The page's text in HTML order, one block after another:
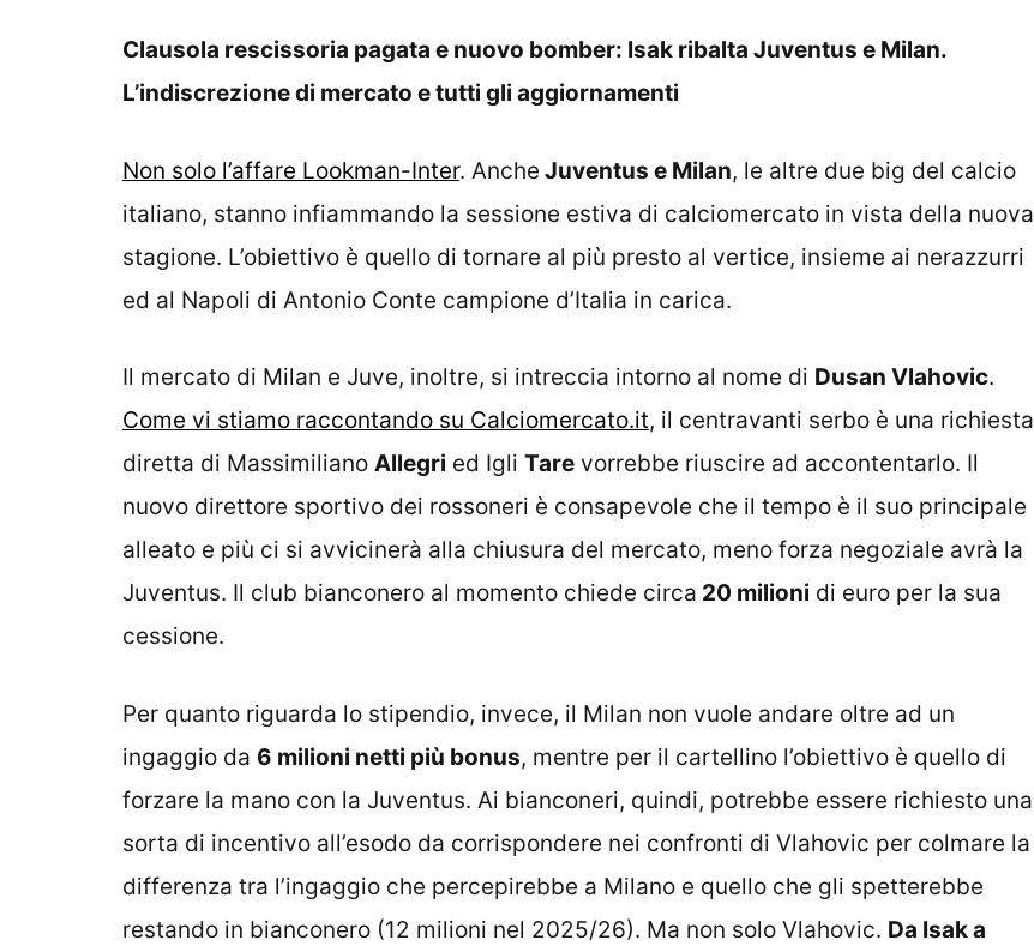
Clausola rescissoria pagata e nuovo bomber: Isak ribalta Juventus e Milan.
L’indiscrezione di mercato e tutti gli aggiornamenti
Non solo l’affare Lookman-Inter. Anche Juventus e Milan, le altre due big del calcio
italiano, stanno infiammando la sessione estiva di calciomercato in vista della nuova
stagione. L’obiettivo è quello di tornare al più presto al vertice, insieme ai nerazzurri
ed al Napoli di Antonio Conte campione d’Italia in carica.
Il mercato di Milan e Juve, inoltre, si intreccia intorno al nome di Dusan Vlahovic.
Come vi stiamo raccontando su Calciomercato.it, il centravanti serbo è una richiesta
diretta di Massimiliano Allegri ed Igli Tare vorrebbe riuscire ad accontentarlo. Il
nuovo direttore sportivo dei rossoneri è consapevole che il tempo è il suo principale
alleato e più ci si avvicinerà alla chiusura del mercato, meno forza negoziale avrà la
Juventus. Il club bianconero al momento chiede circa 20 milioni di euro per la sua
cessione.
Per quanto riguarda lo stipendio, invece, il Milan non vuole andare oltre ad un
ingaggio da 6 milioni netti più bonus, mentre per il cartellino l’obiettivo è quello di
forzare la mano con la Juventus. Ai bianconeri, quindi, potrebbe essere richiesto una
sorta di incentivo all’esodo da corrispondere nei confronti di Vlahovic per colmare la
differenza tra l’ingaggio che percepirebbe a Milano e quello che gli spetterebbe
restando in bianconero (12 milioni nel 2025/26). Ma non solo Vlahovic. Da Isak a